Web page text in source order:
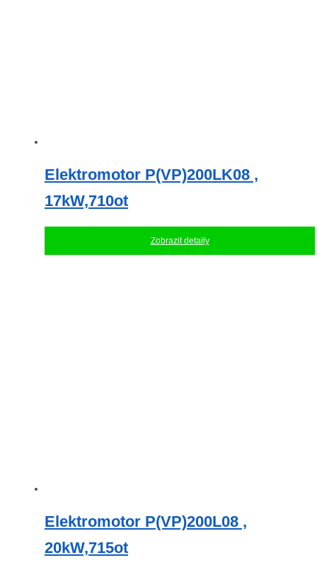
Elektromotor P(VP)200LK08 ,
17kW,710ot
Zobrazit detaily
Elektromotor P(VP)200L08 ,
20kW,715ot